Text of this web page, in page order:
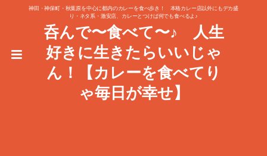
神田・神保町・秋葉原を中心に都内のカレーを食べ歩き！ 本格カレー店以外にもデカ盛
り・ネタ系・激安店、カレーとつけば何でも食べるよ♪
呑んで〜食べて〜♪ 人生
好きに生きたらいいじゃ
ん！【カレーを食べてり
ゃ毎日が幸せ】